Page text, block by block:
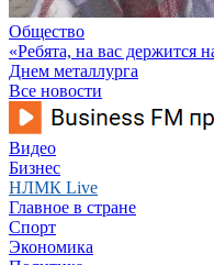
Общество
«Ребята, на вас держится
Днем металлурга
Все новости
Видео
Бизнес
НЛМК Live
Главное в стране
Спорт
Экономика